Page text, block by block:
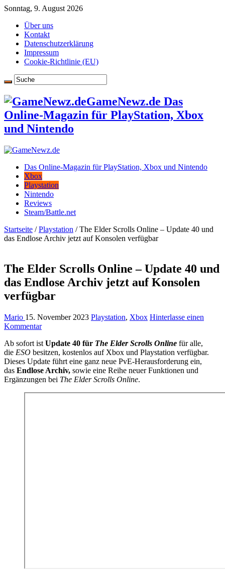
Sonntag, 9. August 2026
Über uns
Kontakt
Datenschutzerklärung
Impressum
Cookie-Richtlinie (EU)
GameNewz.de Das
Online-Magazin für PlayStation, Xbox
und Nintendo
Das Online-Magazin für PlayStation, Xbox und Nintendo
Xbox
Playstation
Nintendo
Reviews
Steam/Battle.net
Startseite / Playstation / The Elder Scrolls Online – Update 40 und
das Endlose Archiv jetzt auf Konsolen verfügbar
The Elder Scrolls Online – Update 40 und
das Endlose Archiv jetzt auf Konsolen
verfügbar
Mario 15. November 2023 Playstation, Xbox Hinterlasse einen
Kommentar
Ab sofort ist Update 40 für The Elder Scrolls Online für alle,
die ESO besitzen, kostenlos auf Xbox und Playstation verfügbar.
Dieses Update führt eine ganz neue PvE-Herausforderung ein,
das Endlose Archiv, sowie eine Reihe neuer Funktionen und
Ergänzungen bei The Elder Scrolls Online.